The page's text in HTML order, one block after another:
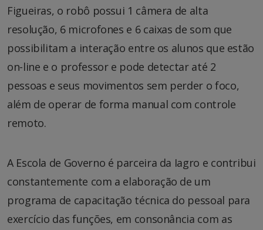
Figueiras, o robô possui 1 câmera de alta
resolução, 6 microfones e 6 caixas de som que
possibilitam a interação entre os alunos que estão
on-line e o professor e pode detectar até 2
pessoas e seus movimentos sem perder o foco,
além de operar de forma manual com controle
remoto.
A Escola de Governo é parceira da Iagro e contribui
constantemente com a elaboração de um
programa de capacitação técnica do pessoal para
exercício das funções, em consonância com as